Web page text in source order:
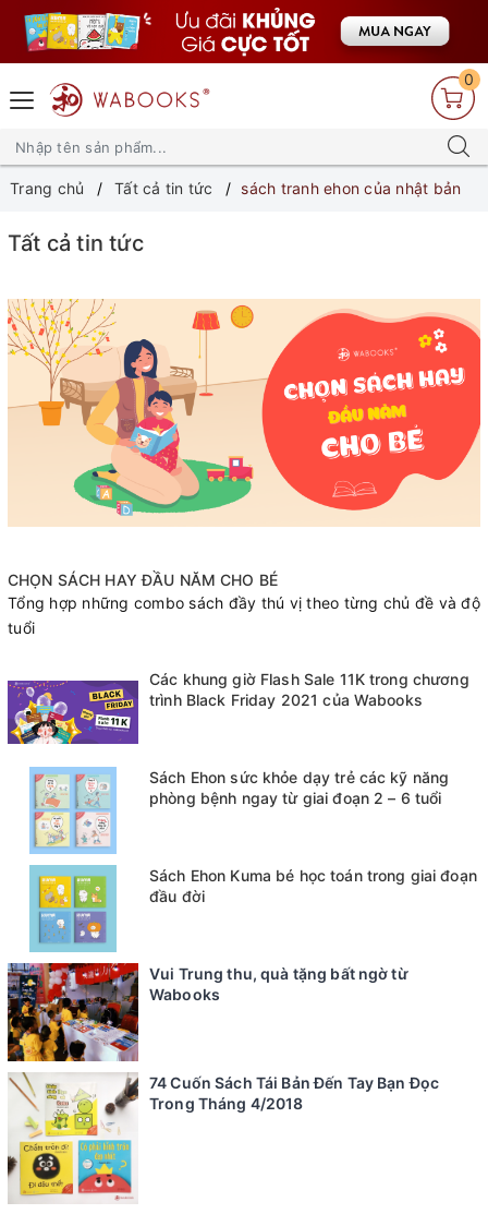
0
Trang chủ Tất cả tin tức sách tranh ehon của nhật bản
Tất cả tin tức
CHỌN SÁCH HAY ĐẦU NĂM CHO BÉ
Tổng hợp những combo sách đầy thú vị theo từng chủ đề và độ
tuổi
Các khung giờ Flash Sale 11K trong chương
trình Black Friday 2021 của Wabooks
Sách Ehon sức khỏe dạy trẻ các kỹ năng
phòng bệnh ngay từ giai đoạn 2 – 6 tuổi
Sách Ehon Kuma bé học toán trong giai đoạn
đầu đời
Vui Trung thu, quà tặng bất ngờ từ
Wabooks
74 Cuốn Sách Tái Bản Đến Tay Bạn Đọc
Trong Tháng 4/2018